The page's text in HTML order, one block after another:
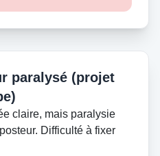
paralysé (projet
claire, mais paralysie
Difficulté à fixer